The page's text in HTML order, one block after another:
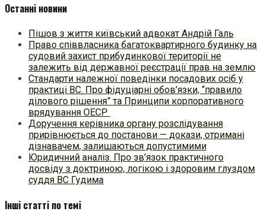
Останні новини
Пішов з життя київський адвокат Андрій Галь
Право співвласника багатоквартирного будинку на
судовий захист прибудинкової території не
залежить від державної реєстрації прав на землю
Стандарти належної поведінки посадових осіб у
практиці ВC. Про фідуціарні обов’язки, “правило
ділового рішення” та Принципи корпоративного
врядування ОЕСР
Доручення керівника органу розслідування
прирівнюється до постанови — докази, отримані
дізнавачем, залишаються допустимими
Юридичний аналіз. Про зв’язок практичного
досвіду з доктриною, логікою і здоровим глуздом
суддя ВС Гудима
Інші статті по темі